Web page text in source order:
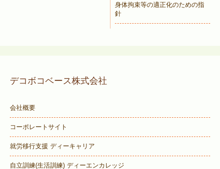
身体拘束等の適正化のための指
針
デコボコベース株式会社
会社概要
コーポレートサイト
就労移行支援 ディーキャリア
自立訓練(生活訓練) ディーエンカレッジ